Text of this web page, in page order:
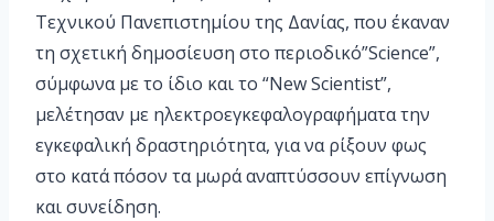
Τεχνικού Πανεπιστημίου της Δανίας, που έκαναν
τη σχετική δημοσίευση στο περιοδικό”Science”,
σύμφωνα με το ίδιο και το “New Scientist”,
μελέτησαν με ηλεκτροεγκεφαλογραφήματα την
εγκεφαλική δραστηριότητα, για να ρίξουν φως
στο κατά πόσον τα μωρά αναπτύσσουν επίγνωση
και συνείδηση.